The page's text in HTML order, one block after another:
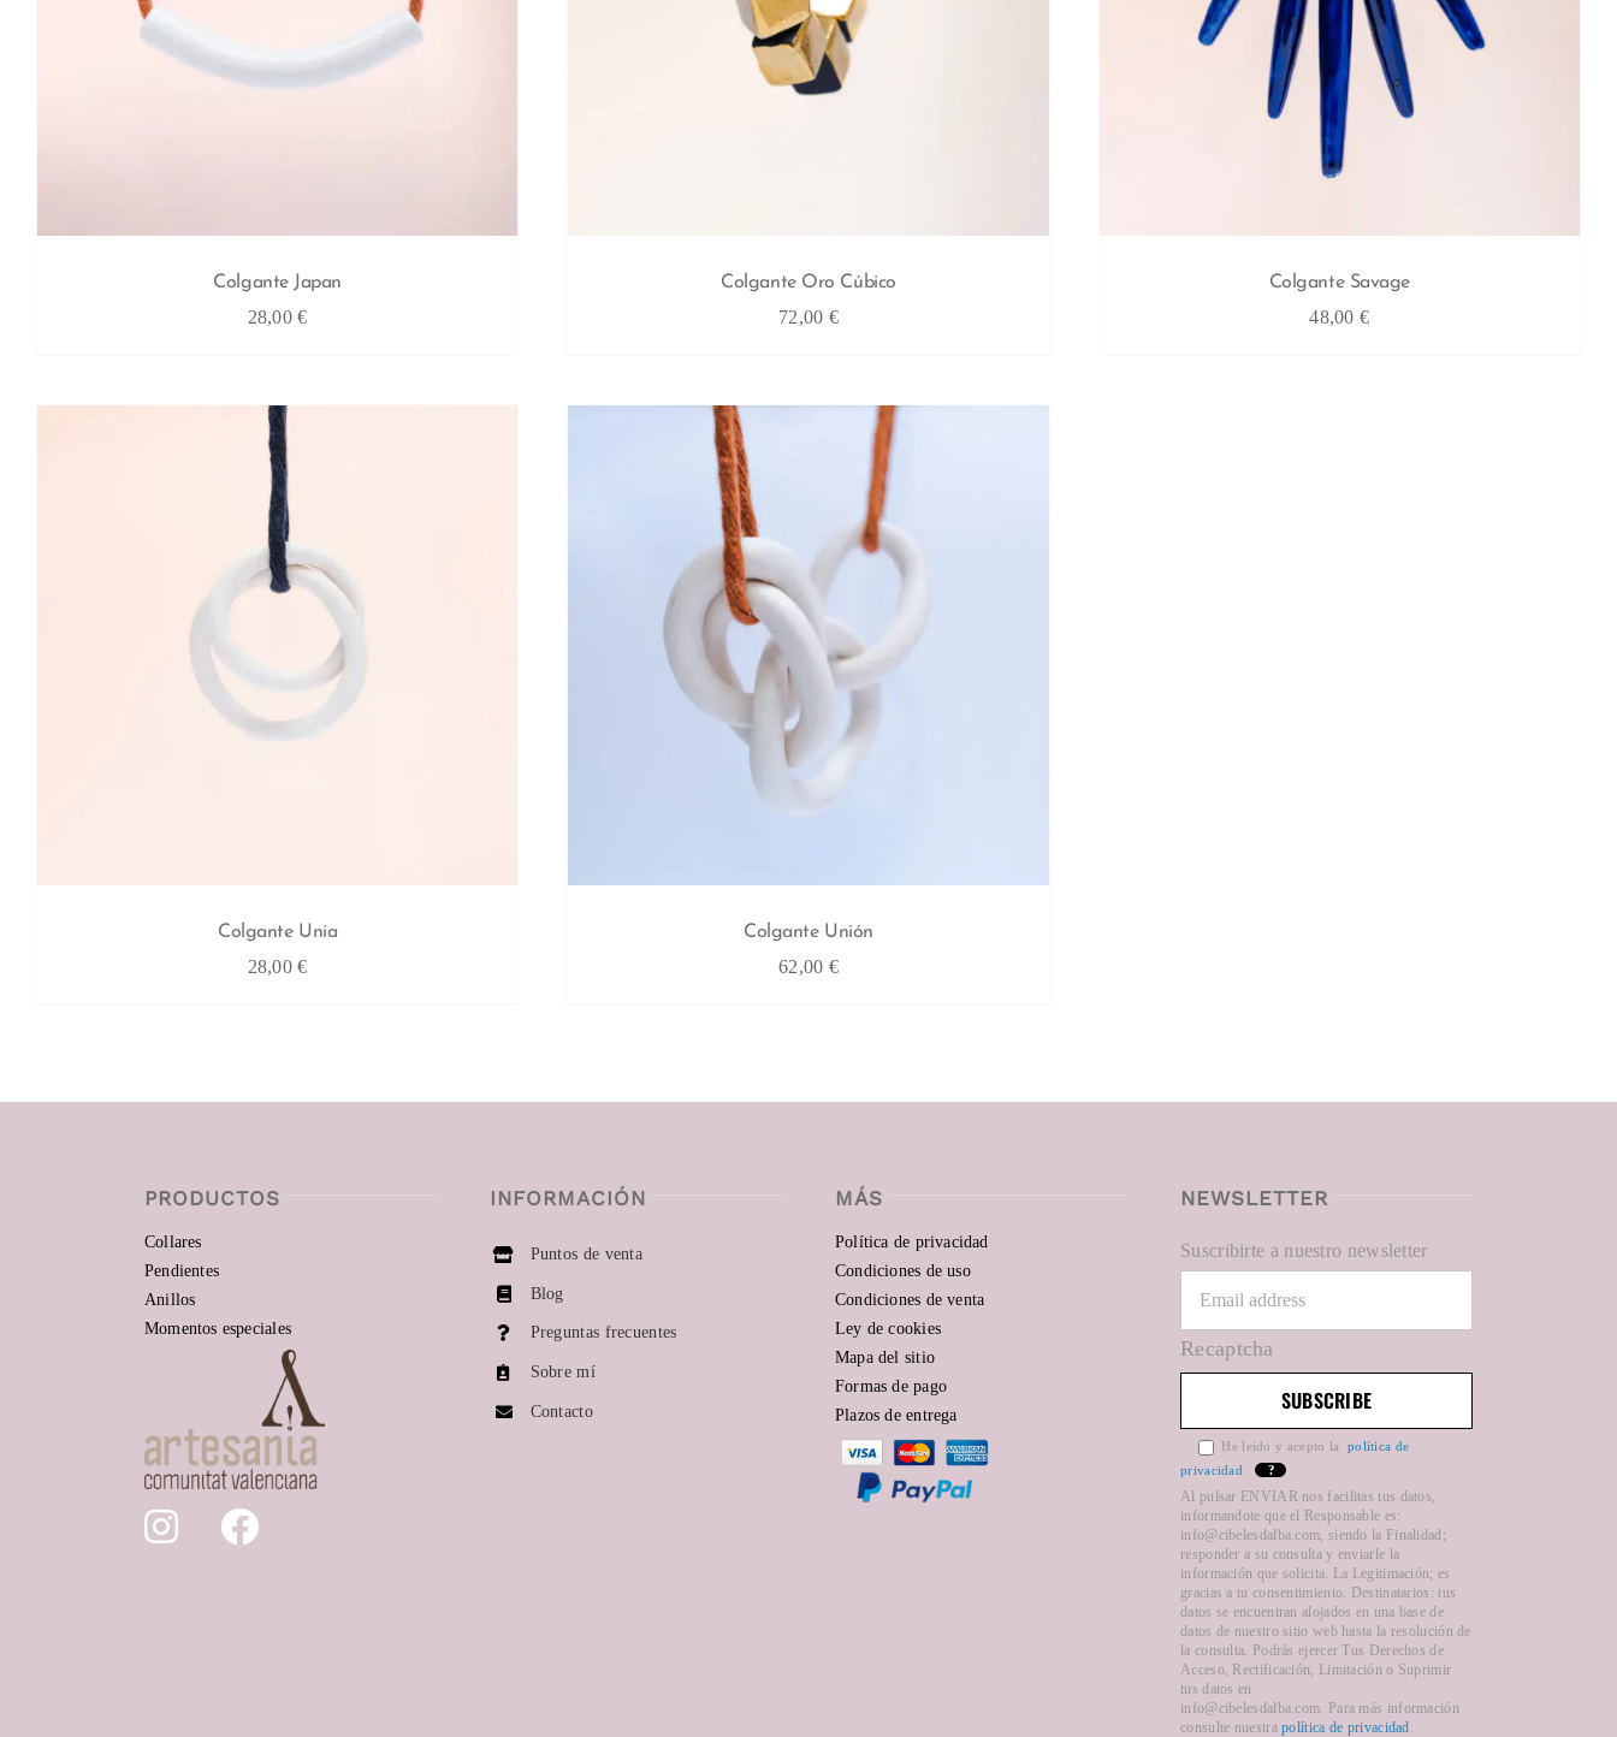
Colgante Japan
28,00€
Colgante Oro Cúbico
72,00 €
Colgante Savage
48,00€
Colgante Unia
28,00€
Colgante Unión
62,00 €
PRODUCTOS
Collares
Pendientes
Anillos
Momentos especiales
INFORMACIÓN
Puntos de venta
Blog
Preguntas frecuentes
Sobre mí
Contacto
MÁS
Política de privacidad
Condiciones de uso
Condiciones de venta
Ley de cookies
Mapa del sitio
Formas de pago
Plazos de entrega
NEWSLETTER
Suscribirte a nuestro newsletter
Recaptcha
He leido y acepto la
política de
privacidad
?
Al pulsar ENVIAR nos facilitas tus datos,
informandote que el Responsable es:
info@cibelesdalba.com, siendo la Finalidad;
responder a su consulta y enviarle la
información que solicita. La Legitimación; es
gracias a tu consentimiento. Destinatarios: tus
datos se encuentran alojados en una base de
datos de nuestro sitio web hasta la resolución de
la consulta. Podrás ejercer Tus Derechos de
Acceso, Rectificación, Limitación o Suprimir
tus datos en
info@cibelesdalba.com. Para más información
consulte nuestrapolítica de privacidad.